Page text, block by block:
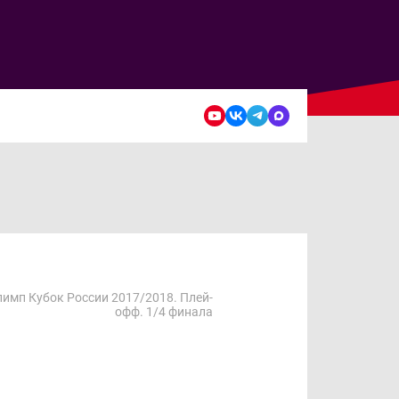
Кубок России 2017/2018. Плей-
офф. 1/4 финала